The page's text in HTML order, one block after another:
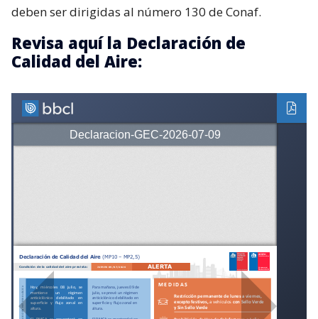
deben ser dirigidas al número 130 de Conaf.
Revisa aquí la Declaración de
Calidad del Aire: